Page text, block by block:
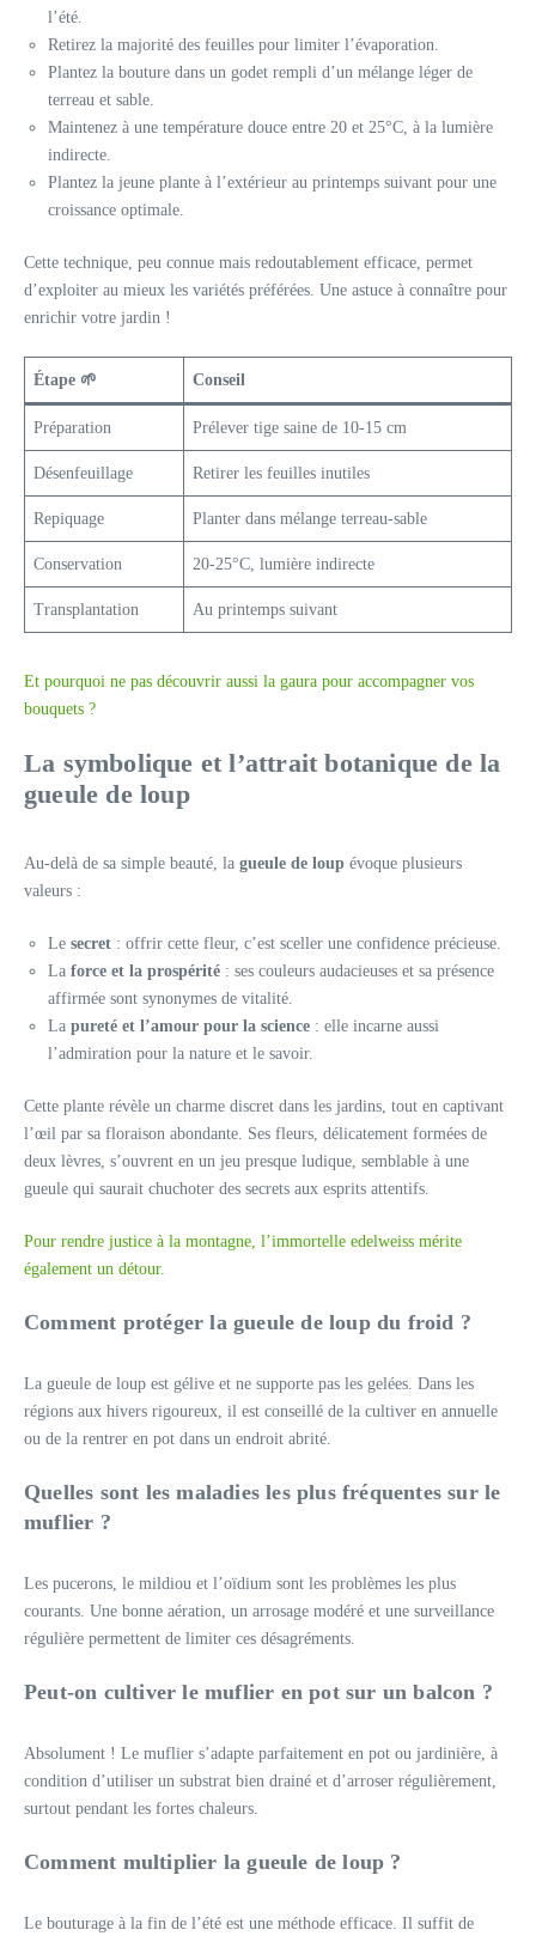
l’été.
Retirez la majorité des feuilles pour limiter l’évaporation.
Plantez la bouture dans un godet rempli d’un mélange léger de
terreau et sable.
Maintenez à une température douce entre 20 et 25°C, à la lumière
indirecte.
Plantez la jeune plante à l’extérieur au printemps suivant pour une
croissance optimale.
Cette technique, peu connue mais redoutablement efficace, permet
d’exploiter au mieux les variétés préférées. Une astuce à connaître pour
enrichir votre jardin !
Étape 🌱 Conseil
Préparation Prélever tige saine de 10-15 cm
Désenfeuillage Retirer les feuilles inutiles
Repiquage Planter dans mélange terreau-sable
Conservation 20-25°C, lumière indirecte
Transplantation Au printemps suivant
Et pourquoi ne pas découvrir aussi la gaura pour accompagner vos
bouquets ?
La symbolique et l’attrait botanique de la
gueule de loup
Au-delà de sa simple beauté, la gueule de loup évoque plusieurs
valeurs :
Le secret : offrir cette fleur, c’est sceller une confidence précieuse.
La force et la prospérité : ses couleurs audacieuses et sa présence
affirmée sont synonymes de vitalité.
La pureté et l’amour pour la science : elle incarne aussi
l’admiration pour la nature et le savoir.
Cette plante révèle un charme discret dans les jardins, tout en captivant
l’œil par sa floraison abondante. Ses fleurs, délicatement formées de
deux lèvres, s’ouvrent en un jeu presque ludique, semblable à une
gueule qui saurait chuchoter des secrets aux esprits attentifs.
Pour rendre justice à la montagne, l’immortelle edelweiss mérite
également un détour.
Comment protéger la gueule de loup du froid ?
La gueule de loup est gélive et ne supporte pas les gelées. Dans les
régions aux hivers rigoureux, il est conseillé de la cultiver en annuelle
ou de la rentrer en pot dans un endroit abrité.
Quelles sont les maladies les plus fréquentes sur le
muflier ?
Les pucerons, le mildiou et l’oïdium sont les problèmes les plus
courants. Une bonne aération, un arrosage modéré et une surveillance
régulière permettent de limiter ces désagréments.
Peut-on cultiver le muflier en pot sur un balcon ?
Absolument ! Le muflier s’adapte parfaitement en pot ou jardinière, à
condition d’utiliser un substrat bien drainé et d’arroser régulièrement,
surtout pendant les fortes chaleurs.
Comment multiplier la gueule de loup ?
Le bouturage à la fin de l’été est une méthode efficace. Il suffit de